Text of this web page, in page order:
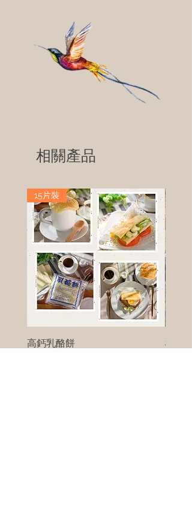
相關產品
15片裝
高鈣乳酪餅 樹葡萄